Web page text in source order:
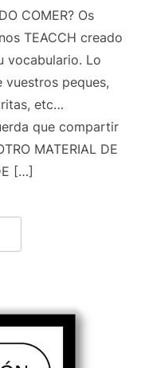
COMER? Os
TEACCH creado
vocabulario. Lo
peques,
etc…
que compartir
MATERIAL DE
[…]